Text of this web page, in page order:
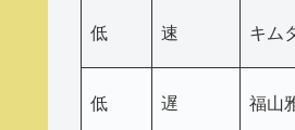
低 速 キム
低 遅 福山